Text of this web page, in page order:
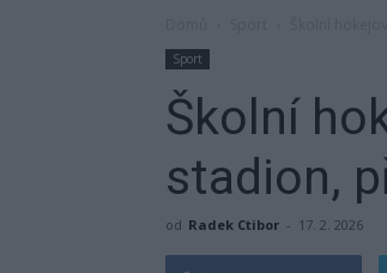
Sport
Školní
stadion,
od Radek Ctibor - 17. 2. 2026